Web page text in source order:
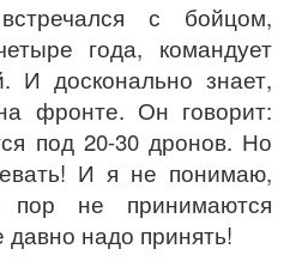
с бойцом,
года, командует
И досконально знает,
фронте. Он говорит:
под 20-30 дронов. Но
И я не понимаю,
не принимаются
надо принять!